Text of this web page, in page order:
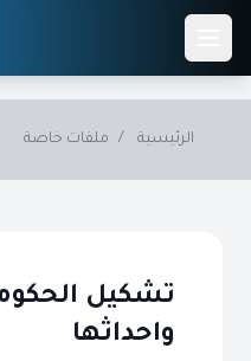
Skip to main content
الرئيسية / ملفات خاصة
تشكيل
واحداثها